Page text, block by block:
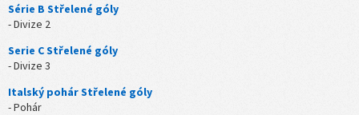
Série B Střelené góly
- Divize 2
Serie C Střelené góly
- Divize 3
Italský pohár Střelené góly
- Pohár